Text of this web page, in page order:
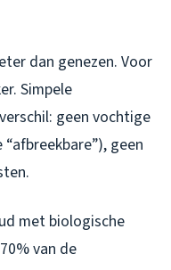
dan genezen. Voor
Simpele
geen vochtige
geen
met biologische
van de